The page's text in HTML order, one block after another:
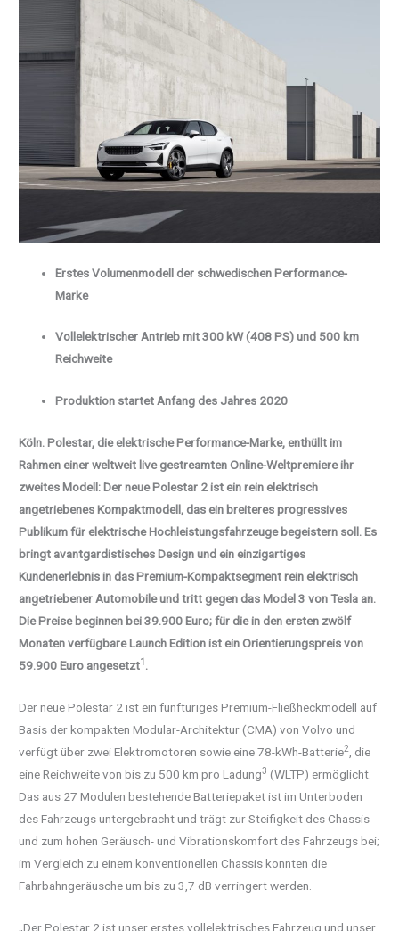
Erstes Volumenmodell der schwedischen Performance-
Marke
Vollelektrischer Antrieb mit 300 kW (408 PS) und 500 km
Reichweite
Produktion startet Anfang des Jahres 2020
Köln. Polestar, die elektrische Performance-Marke, enthüllt im
Rahmen einer weltweit live gestreamten Online-Weltpremiere ihr
zweites Modell: Der neue Polestar 2 ist ein rein elektrisch
angetriebenes Kompaktmodell, das ein breiteres progressives
Publikum für elektrische Hochleistungsfahrzeuge begeistern soll. Es
bringt avantgardistisches Design und ein einzigartiges
Kundenerlebnis in das Premium-Kompaktsegment rein elektrisch
angetriebener Automobile und tritt gegen das Model 3 von Tesla an.
Die Preise beginnen bei 39.900 Euro; für die in den ersten zwölf
Monaten verfügbare Launch Edition ist ein Orientierungspreis von
59.900 Euro angesetzt1.
Der neue Polestar 2 ist ein fünftüriges Premium-Fließheckmodell auf
Basis der kompakten Modular-Architektur (CMA) von Volvo und
verfügt über zwei Elektromotoren sowie eine 78-kWh-Batterie2 , die
eine Reichweite von bis zu 500 km pro Ladung3 (WLTP) ermöglicht.
Das aus 27 Modulen bestehende Batteriepaket ist im Unterboden
des Fahrzeugs untergebracht und trägt zur Steifigkeit des Chassis
und zum hohen Geräusch- und Vibrationskomfort des Fahrzeugs bei;
im Vergleich zu einem konventionellen Chassis konnten die
Fahrbahngeräusche um bis zu 3,7 dB verringert werden.
„Der Polestar 2 ist unser erstes vollelektrisches Fahrzeug und unser